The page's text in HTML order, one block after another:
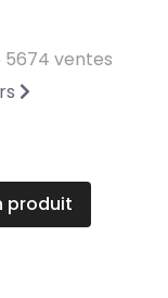
5674 ventes
produit